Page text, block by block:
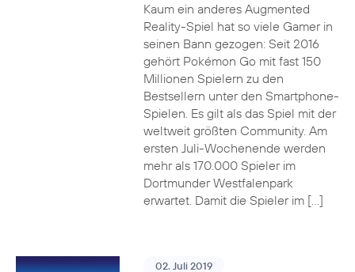
Kaum ein anderes Augmented
Reality-Spiel hat so viele Gamer in
seinen Bann gezogen: Seit 2016
gehört Pokémon Go mit fast 150
Millionen Spielern zu den
Bestsellern unter den Smartphone-
Spielen. Es gilt als das Spiel mit der
weltweit größten Community. Am
ersten Juli-Wochenende werden
mehr als 170.000 Spieler im
Dortmunder Westfalenpark
erwartet. Damit die Spieler im […]
02. Juli 2019